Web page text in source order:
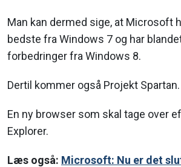
Man kan dermed sige, at Microsoft
bedste fra Windows 7 og har
forbedringer fra Windows 8.
Dertil kommer også Projekt Spartan.
En ny browser som skal tage over
Explorer.
Læs også: Microsoft: Nu er det